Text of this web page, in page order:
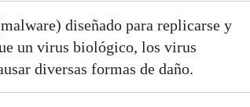
diseñado para replicarse y
un virus biológico, los virus
diversas formas de daño.